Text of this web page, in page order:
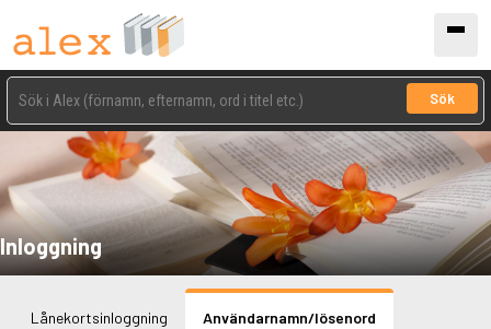
Sök
Inloggning
Lånekortsinloggning Användarnamn/lösenord